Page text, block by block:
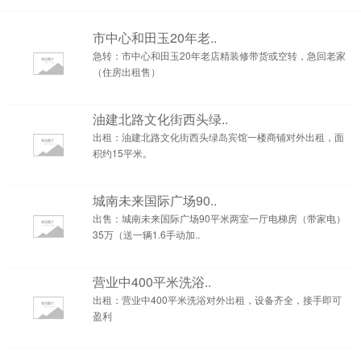
市中心和田玉20年老..
急转：市中心和田玉20年老店精装修带货或空转，急回老家
（住房出租售）
油建北路文化街西头绿..
出租：油建北路文化街西头绿岛宾馆一楼商铺对外出租，面
积约15平米。
城南未来国际广场90..
出售：城南未来国际广场90平米两室一厅电梯房（带家电）
35万（送一辆1.6手动加..
营业中400平米洗浴..
出租：营业中400平米洗浴对外出租，设备齐全，接手即可
盈利